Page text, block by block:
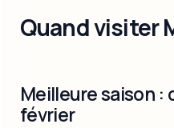
Quand visiter
Meilleure saison :
février